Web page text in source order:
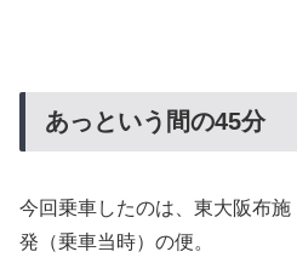
あっという間の45分
今回乗車したのは、東大阪布
発（乗車当時）の便。